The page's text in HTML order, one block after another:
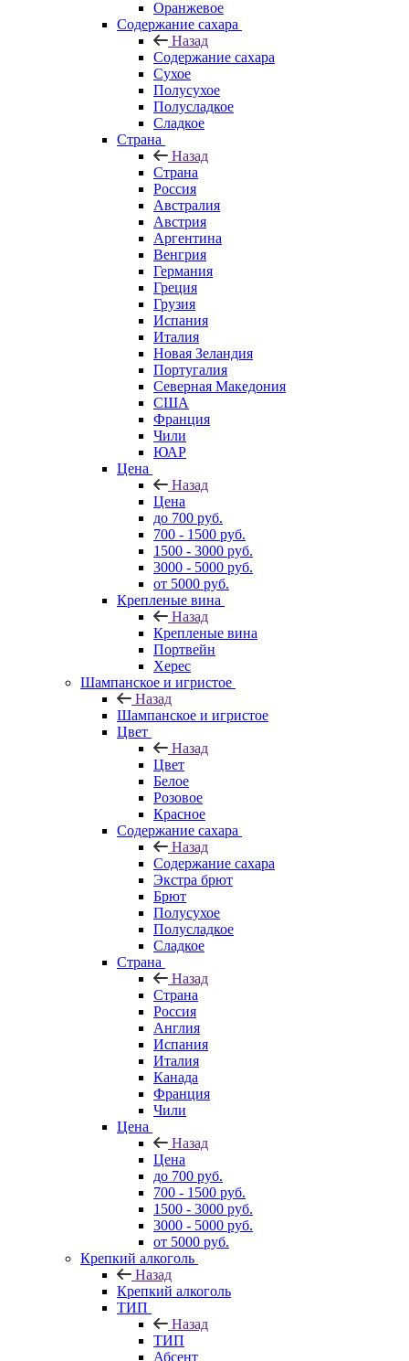
Оранжевое
Содержание сахара
Назад
Содержание сахара
Сухое
Полусухое
Полусладкое
Сладкое
Страна
Назад
Страна
Россия
Австралия
Австрия
Аргентина
Венгрия
Германия
Греция
Грузия
Испания
Италия
Новая Зеландия
Португалия
Северная Македония
США
Франция
Чили
ЮАР
Цена
Назад
Цена
до 700 руб.
700 - 1500 руб.
1500 - 3000 руб.
3000 - 5000 руб.
от 5000 руб.
Крепленые вина
Назад
Крепленые вина
Портвейн
Херес
Шампанское и игристое
Назад
Шампанское и игристое
Цвет
Назад
Цвет
Белое
Розовое
Красное
Содержание сахара
Назад
Содержание сахара
Экстра брют
Брют
Полусухое
Полусладкое
Сладкое
Страна
Назад
Страна
Россия
Англия
Испания
Италия
Канада
Франция
Чили
Цена
Назад
Цена
до 700 руб.
700 - 1500 руб.
1500 - 3000 руб.
3000 - 5000 руб.
от 5000 руб.
Крепкий алкоголь
Назад
Крепкий алкоголь
ТИП
Назад
ТИП
Абсент